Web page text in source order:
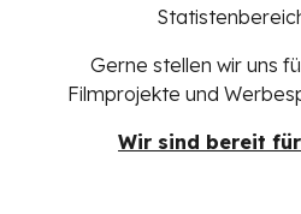
Gerne stellen wir uns
Filmprojekte und
Wir sind bereit